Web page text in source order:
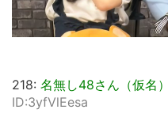
218: 名無し48さん（仮名）
ID:3yfVlEesa